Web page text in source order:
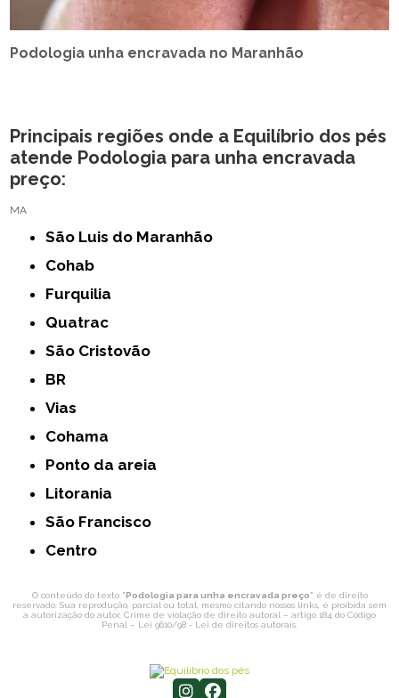
Podologia unha encravada no Maranhão
Principais regiões onde a Equilíbrio dos pés
atende Podologia para unha encravada
preço:
MA
São Luis do Maranhão
Cohab
Furquilia
Quatrac
São Cristovão
BR
Vias
Cohama
Ponto da areia
Litorania
São Francisco
Centro
O conteúdo do texto "Podologia para unha encravada preço" é de direito
reservado. Sua reprodução, parcial ou total, mesmo citando nossos links, é proibida sem
a autorização do autor. Crime de violação de direito autoral – artigo 184 do Código
Penal – Lei 9610/98 - Lei de direitos autorais